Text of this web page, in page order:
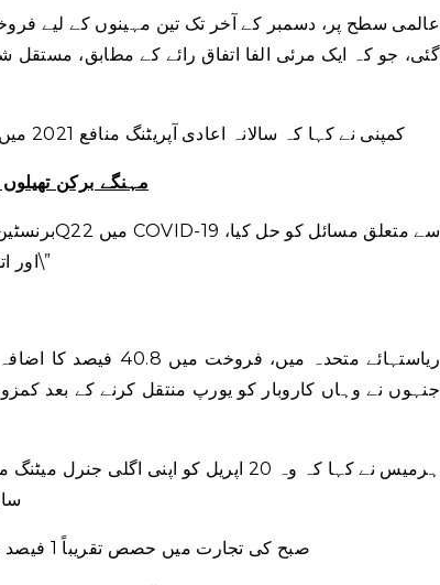
کمپنی نے کہا کہ سالانہ اعادی آپریٹنگ منافع 2021 میں 39.3 فیصد سے بڑھ کر 40.5 فیصد تک پہنچ گیا۔
مہنگے برکن
اور اتفاق رائے کے لیے ایک بہت ہی ٹھوس بیٹ پیدا کی۔\”
ریاستہائے متحدہ
جنہوں نے وہاں کاروبار کو یورپ منتقل کرنے کے بعد
سال
صبح کی تجارت میں حصص تقریباً 1 فیصد نیچے تھے۔ وہ آج تک 20% سال سے زیادہ ہیں۔